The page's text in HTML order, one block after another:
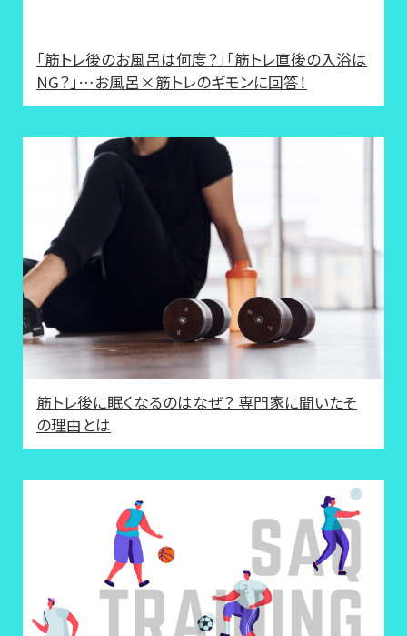
「筋トレ後のお風呂は何度？」「筋トレ直後の入浴は
NG？」…お風呂×筋トレのギモンに回答！
筋トレ後に眠くなるのはなぜ？ 専門家に聞いたそ
の理由とは